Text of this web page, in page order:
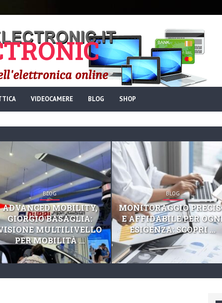
VIDEOCAMERE BLOG SHOP
BLOG
ADVANCED MOBILITY,
GIORGIO BASAGLIA:
MULTILIVELLO
PER MOBILITÀ ...
BLOG
MONITORAGGIO
E AFFIDABILE PER
ESIGENZA: SCOPRI ...